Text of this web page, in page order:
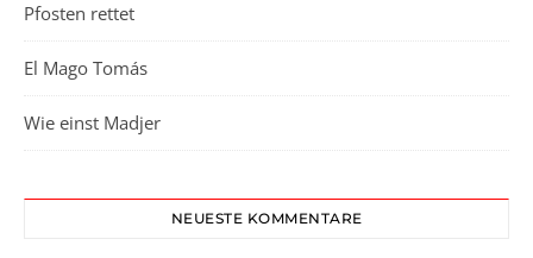
Pfosten rettet
El Mago Tomás
Wie einst Madjer
NEUESTE KOMMENTARE